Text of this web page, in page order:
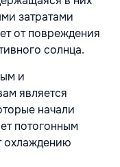
затратами
от повреждения
солнца.
и
является
начали
потогонным
охлаждению